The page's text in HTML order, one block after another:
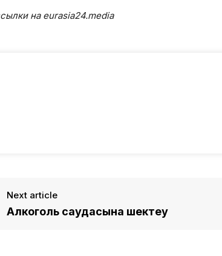
на eurasia24.media
Next article
Алкоголь саудасына шектеу